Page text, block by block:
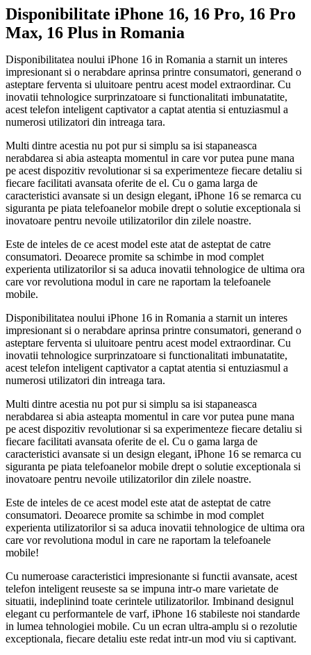
Disponibilitate iPhone 16, 16 Pro, 16 Pro
Max, 16 Plus in Romania
Disponibilitatea noului iPhone 16 in Romania a starnit un interes
impresionant si o nerabdare aprinsa printre consumatori, generand o
asteptare ferventa si uluitoare pentru acest model extraordinar. Cu
inovatii tehnologice surprinzatoare si functionalitati imbunatatite,
acest telefon inteligent captivator a captat atentia si entuziasmul a
numerosi utilizatori din intreaga tara.
Multi dintre acestia nu pot pur si simplu sa isi stapaneasca
nerabdarea si abia asteapta momentul in care vor putea pune mana
pe acest dispozitiv revolutionar si sa experimenteze fiecare detaliu si
fiecare facilitati avansata oferite de el. Cu o gama larga de
caracteristici avansate si un design elegant, iPhone 16 se remarca cu
siguranta pe piata telefoanelor mobile drept o solutie exceptionala si
inovatoare pentru nevoile utilizatorilor din zilele noastre.
Este de inteles de ce acest model este atat de asteptat de catre
consumatori. Deoarece promite sa schimbe in mod complet
experienta utilizatorilor si sa aduca inovatii tehnologice de ultima ora
care vor revolutiona modul in care ne raportam la telefoanele
mobile.
Disponibilitatea noului iPhone 16 in Romania a starnit un interes
impresionant si o nerabdare aprinsa printre consumatori, generand o
asteptare ferventa si uluitoare pentru acest model extraordinar. Cu
inovatii tehnologice surprinzatoare si functionalitati imbunatatite,
acest telefon inteligent captivator a captat atentia si entuziasmul a
numerosi utilizatori din intreaga tara.
Multi dintre acestia nu pot pur si simplu sa isi stapaneasca
nerabdarea si abia asteapta momentul in care vor putea pune mana
pe acest dispozitiv revolutionar si sa experimenteze fiecare detaliu si
fiecare facilitati avansata oferite de el. Cu o gama larga de
caracteristici avansate si un design elegant, iPhone 16 se remarca cu
siguranta pe piata telefoanelor mobile drept o solutie exceptionala si
inovatoare pentru nevoile utilizatorilor din zilele noastre.
Este de inteles de ce acest model este atat de asteptat de catre
consumatori. Deoarece promite sa schimbe in mod complet
experienta utilizatorilor si sa aduca inovatii tehnologice de ultima ora
care vor revolutiona modul in care ne raportam la telefoanele
mobile!
Cu numeroase caracteristici impresionante si functii avansate, acest
telefon inteligent reuseste sa se impuna intr-o mare varietate de
situatii, indeplinind toate cerintele utilizatorilor. Imbinand designul
elegant cu performantele de varf, iPhone 16 stabileste noi standarde
in lumea tehnologiei mobile. Cu un ecran ultra-amplu si o rezolutie
exceptionala, fiecare detaliu este redat intr-un mod viu si captivant.